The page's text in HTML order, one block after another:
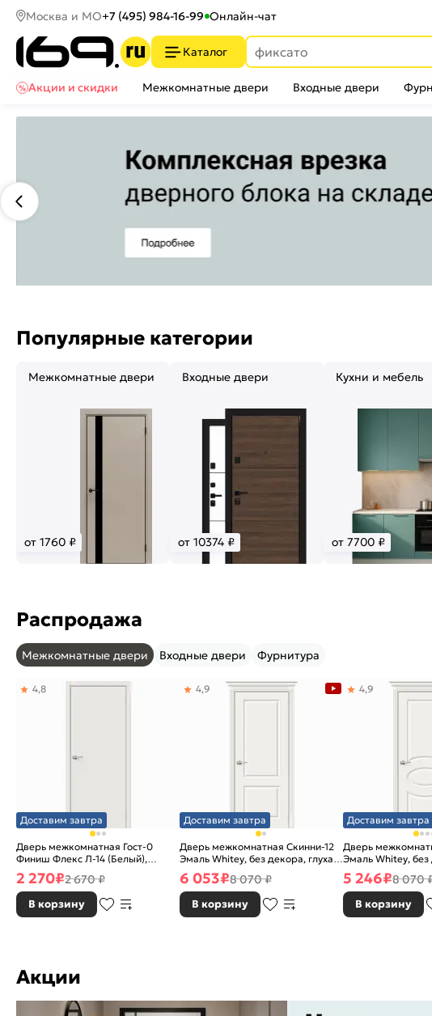
Москва и МО+7 (495) 984-16-99 Онлайн-чат
Каталог
Акции и скидки
Межкомнатные двери Входные двери
Популярные категории
Межкомнатные двери
от 1760 ₽
Входные двери
от 10374 ₽
Кухни и мебель
от 7700 ₽
Распродажа
Межкомнатные двери Входные двери Фурнитура
Доставим завтра
Дверь межкомнатная Гост-0
Финиш Флекс Л-14 (Белый),
глухая, каркасно-щитовая
4,8
2 270₽2 670 ₽
В корзину
Доставим завтра
Дверь межкомнатная Скинни-12
Эмаль Whitey, без декора, глухая,
без стекла, без кромки, скиновая
4,9
6 053₽8 070 ₽
В корзину
Доставим завтра
Дверь
Эмаль Whitey, без
без стекла, без
4,9
5 246₽8 070
В корзину
Акции